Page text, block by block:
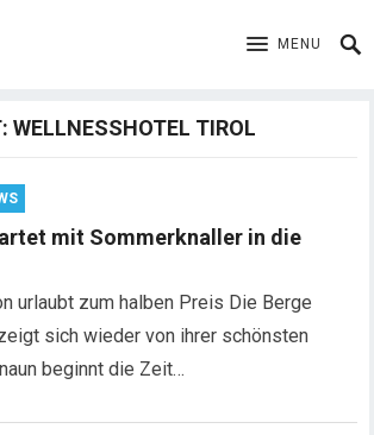
MENU
WELLNESSHOTEL TIROL
mit Sommerknaller in die
urlaubt zum halben Preis Die Berge
sich wieder von ihrer schönsten
beginnt die Zeit…